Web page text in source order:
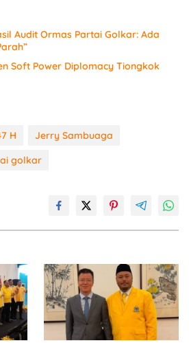
Audit Ormas Partai Golkar: Ada
Soft Power Diplomacy Tiongkok
H
Jerry Sambuaga
golkar